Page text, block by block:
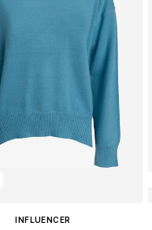
INFLUENCER